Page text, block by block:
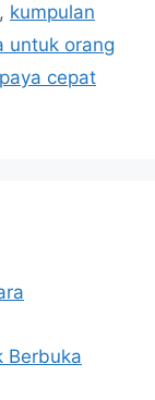
, kumpulan
untuk orang
cepat
Berbuka